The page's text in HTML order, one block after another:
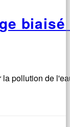
biaisé
la pollution de